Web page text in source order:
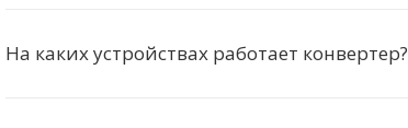
На каких устройствах работает конвертер?